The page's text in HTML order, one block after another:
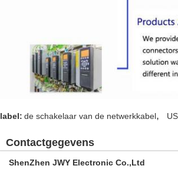
label: de schakelaar van de netwerkkabel,
Contactgegevens
ShenZhen JWY Electronic Co.,Ltd